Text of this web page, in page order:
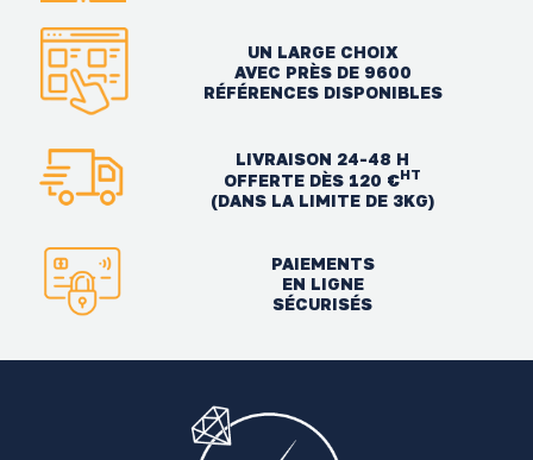
UN LARGE CHOIX
AVEC PRÈS DE 9600
RÉFÉRENCES DISPONIBLES
LIVRAISON 24-48 H
OFFERTE DÈS 120 €HT
(DANS LA LIMITE DE 3KG)
PAIEMENTS
EN LIGNE
SÉCURISÉS